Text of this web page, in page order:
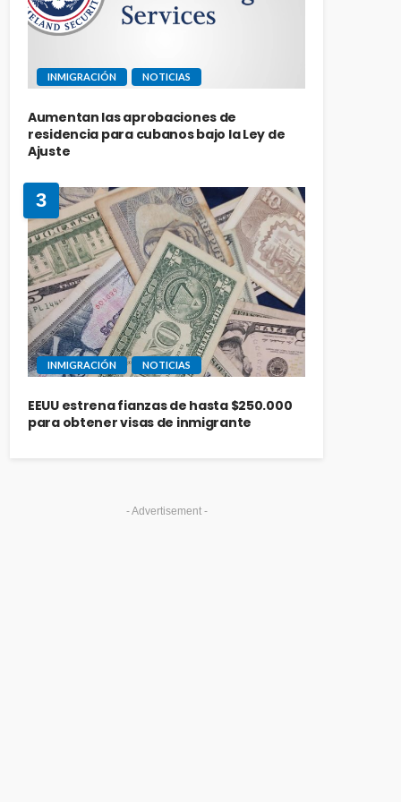
INMIGRACIÓN NOTICIAS
Aumentan las aprobaciones de
residencia para cubanos bajo la Ley de
Ajuste
3
INMIGRACIÓN NOTICIAS
EEUU estrena fianzas de hasta $250.000
para obtener visas de inmigrante
- Advertisement -